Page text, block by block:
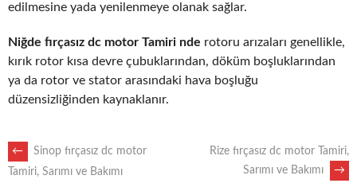
edilmesine yada yenilenmeye olanak sağlar.
Niğde fırçasız dc motor Tamiri nde rotoru arızaları genellikle,
kırık rotor kısa devre çubuklarından, döküm boşluklarından
ya da rotor ve stator arasındaki hava boşluğu
düzensizliğinden kaynaklanır.
POST
←
Sinop fırçasız dc motor
Tamiri, Sarımı ve Bakımı
Rize fırçasız dc motor Tamiri,
Sarımı ve Bakımı
→